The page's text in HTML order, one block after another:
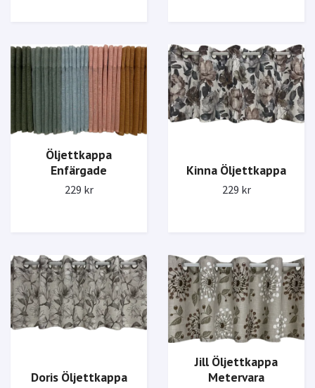
Öljettkappa
Enfärgade
229 kr
Kinna Öljettkappa
229 kr
Doris Öljettkappa
Jill Öljettkappa
Metervara